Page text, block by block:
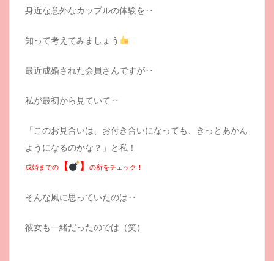
身近な意外なカップルの体験を‥
知って考えてみましょう
最近成婚された会員さんですが‥
私が最初から見ていて‥
「このお見合いは、お付き合いになっても、きっとあかん
ようになるのかな？」と私！
成婚までの 【 】の所をチェック！
そんな風に思っていたのは‥
彼女も一緒だったのでは（笑）